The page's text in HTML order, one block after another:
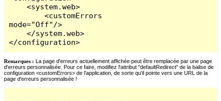
    <system.web>
        <customErrors
mode="Off"/>
    </system.web>
</configuration>
Remarques : La page d'erreurs actuellement affichée peut être remplacée par une page
d'erreurs personnalisée. Pour ce faire, modifiez l'attribut "defaultRedirect" de la balise de
configuration <customErrors> de l'application, de sorte qu'il pointe vers une URL de la
page d'erreurs personnalisée !